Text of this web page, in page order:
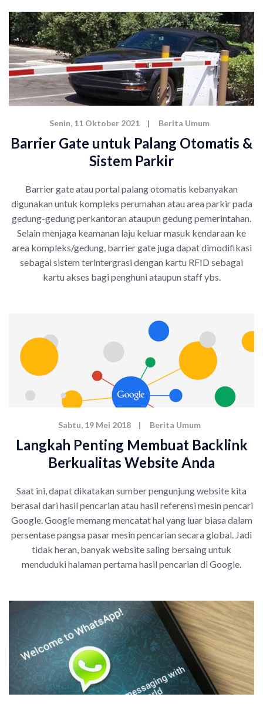
Senin, 11 Oktober 2021 | Berita Umum
Barrier Gate untuk Palang Otomatis &
Sistem Parkir
Barrier gate atau portal palang otomatis kebanyakan
digunakan untuk kompleks perumahan atau area parkir pada
gedung-gedung perkantoran ataupun gedung pemerintahan.
Selain menjaga keamanan laju keluar masuk kendaraan ke
area kompleks/gedung, barrier gate juga dapat dimodifikasi
sebagai sistem terintergrasi dengan kartu RFID sebagai
kartu akses bagi penghuni ataupun staff ybs.
Sabtu, 19 Mei 2018 | Berita Umum
Langkah Penting Membuat Backlink
Berkualitas Website Anda
Saat ini, dapat dikatakan sumber pengunjung website kita
berasal dari hasil pencarian atau hasil referensi mesin pencari
Google. Google memang mencatat hal yang luar biasa dalam
persentase pangsa pasar mesin pencarian secara global. Jadi
tidak heran, banyak website saling bersaing untuk
menduduki halaman pertama hasil pencarian di Google.